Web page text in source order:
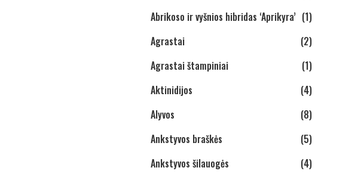
Abrikoso ir vyšnios hibridas ‘Aprikyra’ (1)
Agrastai
(2)
Agrastai štampiniai
(1)
Aktinidijos
(4)
Alyvos
(8)
Ankstyvos braškės
(5)
Ankstyvos šilauogės
(4)